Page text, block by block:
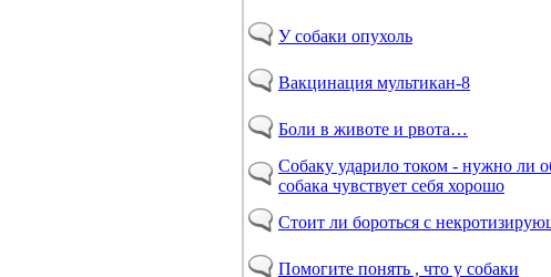
У собаки опухоль
Вакцинация мультикан-8
Боли в животе и рвота…
Собаку ударило током - нужно ли
собака чувствует себя хорошо
Стоит ли бороться с
Помогите понять , что у собаки